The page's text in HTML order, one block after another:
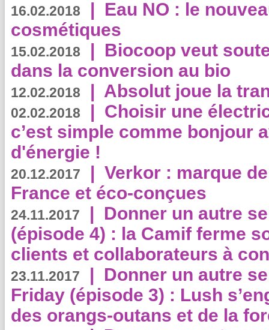
16.02.2018 | Eau NO : le
cosmétiques
15.02.2018 | Biocoop veut
dans la conversion au bio
12.02.2018 | Absolut joue la
02.02.2018 | Choisir une
c’est simple comme bonjour
d'énergie !
20.12.2017 | Verkor : marque
France et éco-conçues
24.11.2017 | Donner un autre
(épisode 4) : la Camif ferme
clients et collaborateurs à
23.11.2017 | Donner un autre
Friday (épisode 3) : Lush
des orangs-outans et de la